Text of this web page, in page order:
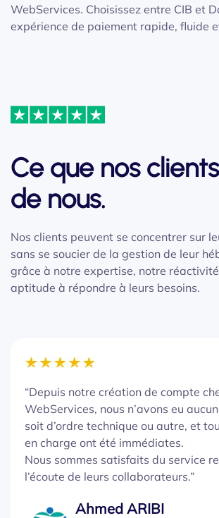
WebServices. Choisissez entre CIB et
expérience de paiement rapide, fluide
Ce que nos
de nous.
Nos clients peuvent se concentrer sur
sans se soucier de la gestion de leur
grâce à notre expertise, notre
aptitude à répondre à leurs besoins.
“Depuis notre création de compte
WebServices, nous n’avons eu
soit d’ordre technique ou autre, et
en charge ont été immédiates.
Nous sommes satisfaits du service
l’écoute de leurs collaborateurs.”
Ahmed ARIBI